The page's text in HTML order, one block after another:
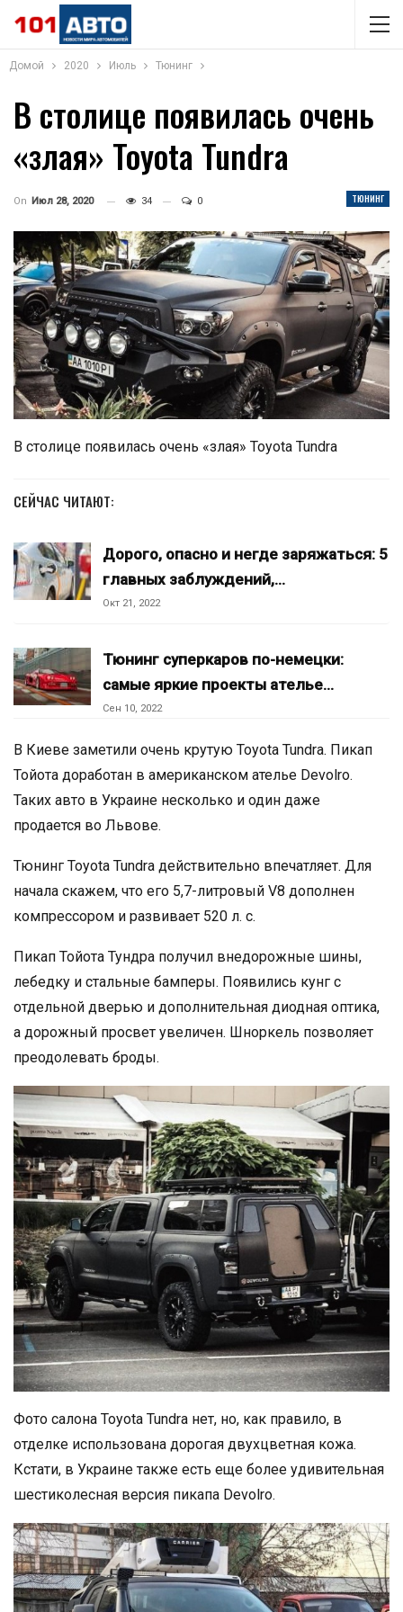
Домой 2020 Июль Тюнинг
В столице появилась очень
«злая» Toyota Tundra
ТЮНИНГ
On Июл 28, 2020 34 0
В столице появилась очень «злая» Toyota Tundra
СЕЙЧАС ЧИТАЮТ:
Дорого, опасно и негде заряжаться: 5
главных заблуждений,…
Окт 21, 2022
Тюнинг суперкаров по-немецки:
самые яркие проекты ателье…
Сен 10, 2022
В Киеве заметили очень крутую Toyota Tundra. Пикап
Тойота доработан в американском ателье Devolro.
Таких авто в Украине несколько и один даже
продается во Львове.
Тюнинг Toyota Tundra действительно впечатляет. Для
начала скажем, что его 5,7-литровый V8 дополнен
компрессором и развивает 520 л. с.
Пикап Тойота Тундра получил внедорожные шины,
лебедку и стальные бамперы. Появились кунг с
отдельной дверью и дополнительная диодная оптика,
а дорожный просвет увеличен. Шноркель позволяет
преодолевать броды.
Фото салона Toyota Tundra нет, но, как правило, в
отделке использована дорогая двухцветная кожа.
Кстати, в Украине также есть еще более удивительная
шестиколесная версия пикапа Devolro.